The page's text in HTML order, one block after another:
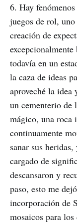
6. Hay
juegos de rol,
creación de
todavía en un
la caza de ideas
aproveché la idea
un cementerio de
mágico, una roca
continuamente
sanar sus
cargado de
descansaron y
paso, esto me
incorporación de
mosaicos para